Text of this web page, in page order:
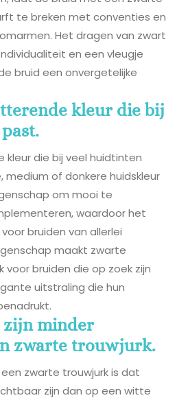
te breken met conventies en
Het dragen van zwart
en een vleugje
bruid een onvergetelijke
kleur die bij
die bij veel huidtinten
medium of donkere huidskleur
om mooi te
waardoor het
bruiden van allerlei
maakt zwarte
voor bruiden die op zoek zijn
uitstraling die hun
zijn minder
zwarte trouwjurk.
zwarte trouwjurk is dat
zijn dan op een witte